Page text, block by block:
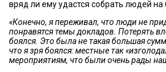
вряд ли ему удастся собрать людей
«Конечно, я переживал, что люди не
понравятся темы докладов. Потерять
боялся. Это была не такая большая
что я зря боялся: местные так
мероприятиям, что были очень рады